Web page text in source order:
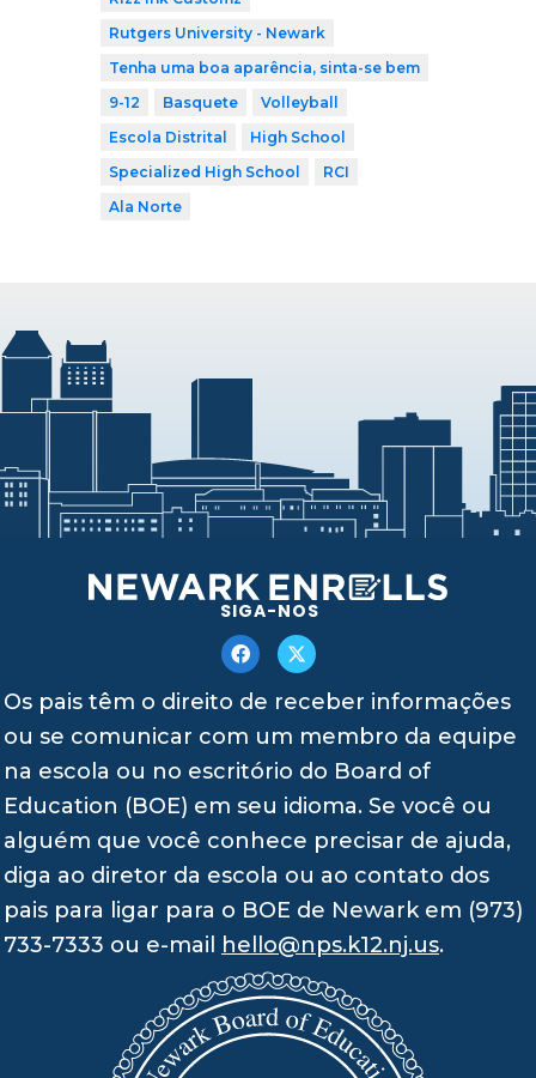
Rutgers University - Newark
Tenha uma boa aparência, sinta-se bem
9-12
Basquete
Volleyball
Escola Distrital
High School
Specialized High School
RCI
Ala Norte
SIGA-NOS
Os pais têm o direito de receber informações
ou se comunicar com um membro da equipe
na escola ou no escritório do Board of
Education (BOE) em seu idioma. Se você ou
alguém que você conhece precisar de ajuda,
diga ao diretor da escola ou ao contato dos
pais para ligar para o BOE de Newark em (973)
733-7333 ou e-mail
hello@nps.k12.nj.us.